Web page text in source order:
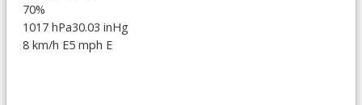
70%
1017 hPa30.03 inHg
8 km/h E5 mph E